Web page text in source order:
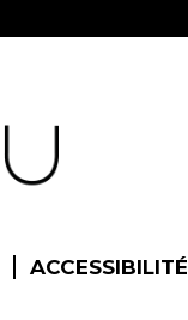
ACCESSIBILITÉ